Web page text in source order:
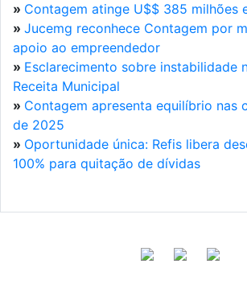
» Contagem atinge U$$ 385 milhões
» Jucemg reconhece Contagem por
apoio ao empreendedor
» Esclarecimento sobre instabilidade
Receita Municipal
» Contagem apresenta equilíbrio nas
de 2025
» Oportunidade única: Refis libera
100% para quitação de dívidas